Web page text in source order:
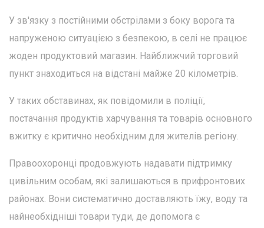
У зв'язку з постійними обстрілами з боку ворога та
напруженою ситуацією з безпекою, в селі не працює
жоден продуктовий магазин. Найближчий торговий
пункт знаходиться на відстані майже 20 кілометрів.
У таких обставинах, як повідомили в поліції,
постачання продуктів харчування та товарів основного
вжитку є критично необхідним для жителів регіону.
Правоохоронці продовжують надавати підтримку
цивільним особам, які залишаються в прифронтових
районах. Вони систематично доставляють їжу, воду та
найнеобхідніші товари туди, де допомога є